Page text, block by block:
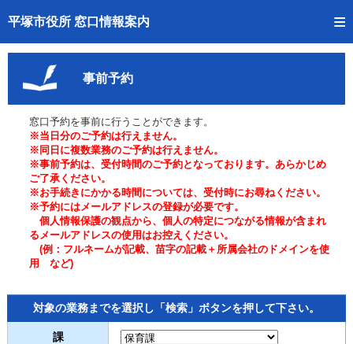
平塚市役所 窓口情報案内
トップページへ
ご利用方法
事前予約
予約状況確認
窓口混雑状況
待ち状況確認
交付状況確認
混雑予想カレンダー
事前予約
窓口予約を事前に行うことができます。
※当日分のご予約は行えません。
※同日に複数業務のご予約は行えません。
※事前予約は、受付時間のご予約となっております。あらかじめ
ご了承ください。
※お手続きにかかる時間については、受付時にお尋ねください。
※予約にはメールアドレスの登録が必要です。
個人情報保護の観点から、個人の特定につながる情報が含まれ
るメールアドレスの使用はお控えください。
(例：フルネームが記載、苗字の記載＋所属会社のドメインを使
用 など)
対象の業務までを選択し「検索」ボタンを押して下さい。
課